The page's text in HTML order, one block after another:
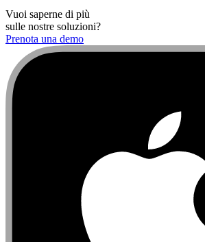
Vuoi saperne di più
sulle nostre soluzioni?
Prenota una demo